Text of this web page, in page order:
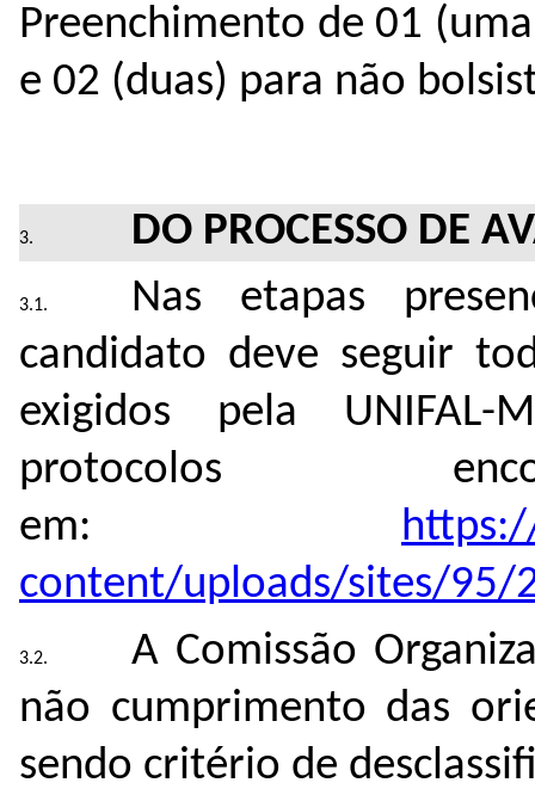
Preenchimento de 01
e 02 (duas) para não
DO PROCESSO DE
Nas etapas
candidato deve seguir
exigidos pela
protocolos
em:
content/uploads/sites/
A Comissão
não cumprimento das
sendo critério de